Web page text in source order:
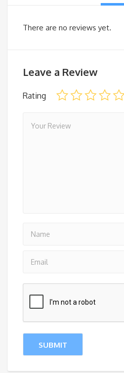
There are no reviews yet.
Leave a Review
Rating